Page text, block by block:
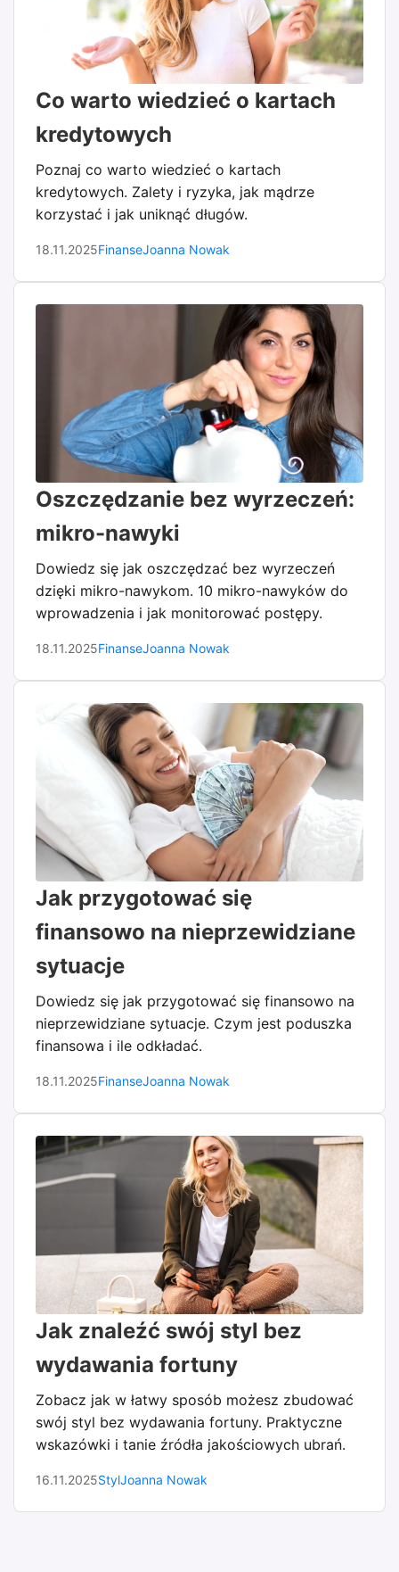
Co warto wiedzieć o kartach
kredytowych
Poznaj co warto wiedzieć o kartach
kredytowych. Zalety i ryzyka, jak mądrze
korzystać i jak uniknąć długów.
18.11.2025FinanseJoanna Nowak
Oszczędzanie bez wyrzeczeń:
mikro-nawyki
Dowiedz się jak oszczędzać bez wyrzeczeń
dzięki mikro-nawykom. 10 mikro-nawyków do
wprowadzenia i jak monitorować postępy.
18.11.2025FinanseJoanna Nowak
Jak przygotować się
finansowo na nieprzewidziane
sytuacje
Dowiedz się jak przygotować się finansowo na
nieprzewidziane sytuacje. Czym jest poduszka
finansowa i ile odkładać.
18.11.2025FinanseJoanna Nowak
Jak znaleźć swój styl bez
wydawania fortuny
Zobacz jak w łatwy sposób możesz zbudować
swój styl bez wydawania fortuny. Praktyczne
wskazówki i tanie źródła jakościowych ubrań.
16.11.2025StylJoanna Nowak